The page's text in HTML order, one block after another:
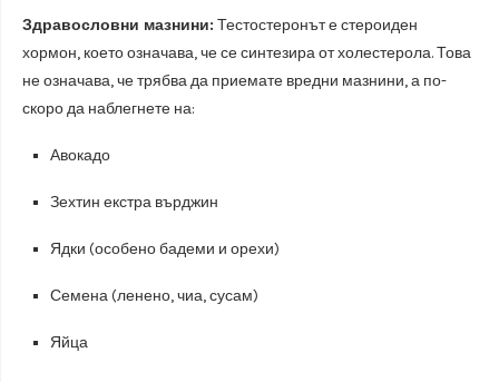
Здравословни мазнини: Тестостеронът е стероиден
хормон, което означава, че се синтезира от холестерола. Това
не означава, че трябва да приемате вредни мазнини, а по-
скоро да наблегнете на:
Авокадо
Зехтин екстра върджин
Ядки (особено бадеми и орехи)
Семена (ленено, чиа, сусам)
Яйца